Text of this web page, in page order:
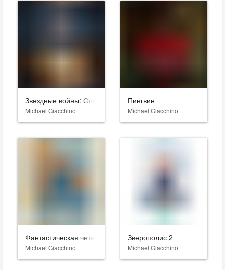
Звездные войны: Опорная команда
Michael Giacchino
Пингвин
Michael Giacchino
Фантастическая четвёрка: Первые шаги
Michael Giacchino
Зверополис 2
Michael Giacchino